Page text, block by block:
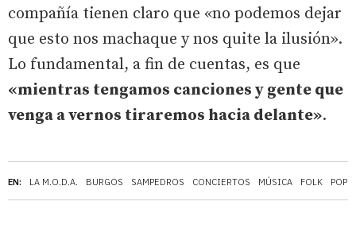
EN: LA M.O.D.A. BURGOS SAMPEDROS CONCIERTOS MÚSICA FOLK POP
compañía tienen claro que «no podemos dejar
que esto nos machaque y nos quite la ilusión».
Lo fundamental, a fin de cuentas, es que
«mientras tengamos canciones y gente que
venga a vernos tiraremos hacia delante».